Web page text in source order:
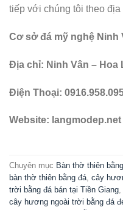
tiếp với chúng tôi theo địa
Cơ sở đá mỹ nghệ Ninh
Địa chỉ: Ninh Vân – Hoa
Điện Thoại:
Website: langmodep.net
Chuyên mục Bàn thờ thiên
bàn thờ thiên bằng đá cây
trời bằng đá bán tại Tiền Giang
cây hương ngoài trời bằng đá